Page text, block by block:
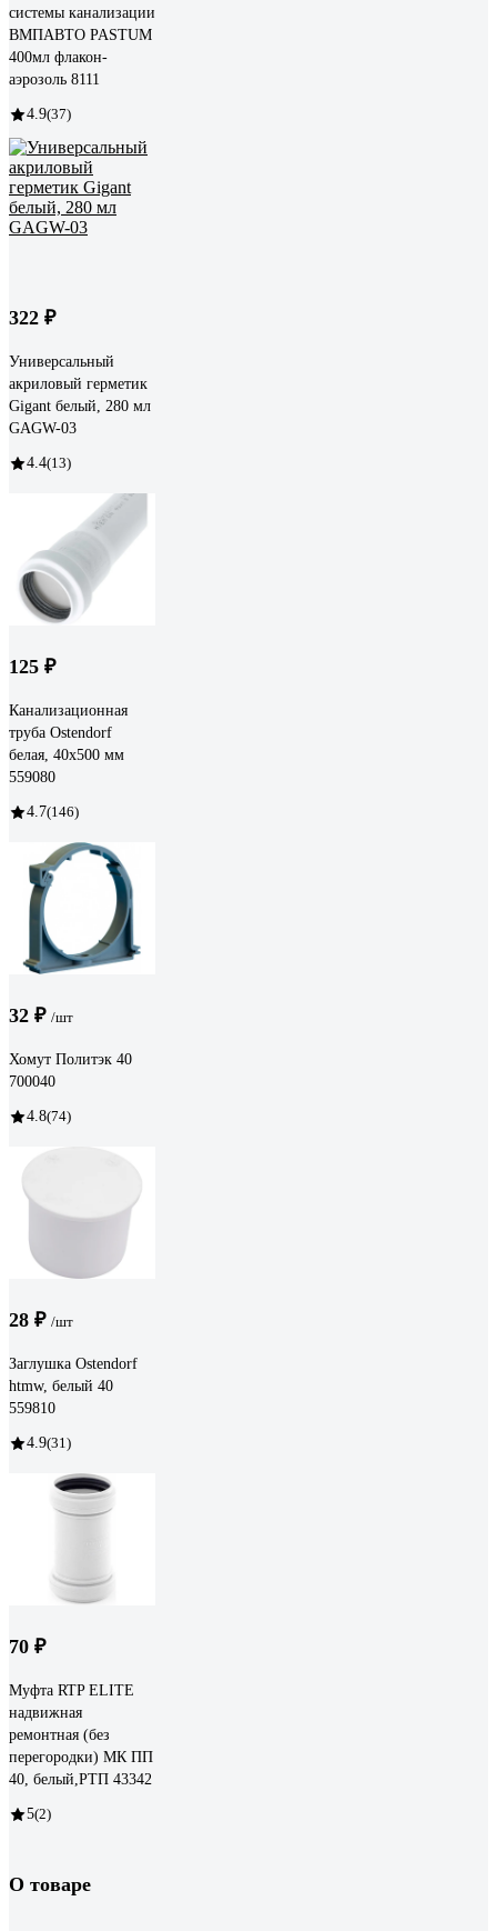
системы канализации
ВМПАВТО PASTUM
400мл флакон-
аэрозоль 8111
4.9(37)
322 ₽
Универсальный
акриловый герметик
Gigant белый, 280 мл
GAGW-03
4.4(13)
125 ₽
Канализационная
труба Ostendorf
белая, 40x500 мм
559080
4.7(146)
32 ₽ /шт
Хомут Политэк 40
700040
4.8(74)
28 ₽ /шт
Заглушка Ostendorf
htmw, белый 40
559810
4.9(31)
70 ₽
Муфта RTP ELITE
надвижная
ремонтная (без
перегородки) МК ПП
40, белый,РТП 43342
5(2)
О товаре